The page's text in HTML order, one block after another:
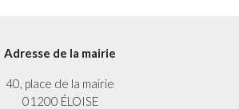
Adresse de la mairie
40, place de la mairie
01200 ÉLOISE